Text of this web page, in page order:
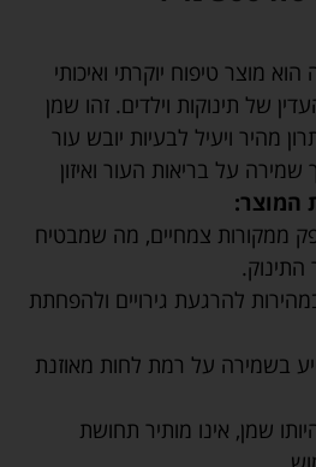
מוצר טיפוח יוקרתי ואיכותי
של תינוקות וילדים. זהו שמן
מהיר ויעיל לבעיות יובש עור
שמירה על בריאות העור ואיזון
המוצר:
ממקורות צמחיים, מה שמבטיח
התינוק.
להרגעת גירויים ולהפחתת
בשמירה על רמת לחות מאוזנת
שמן, אינו מותיר תחושת